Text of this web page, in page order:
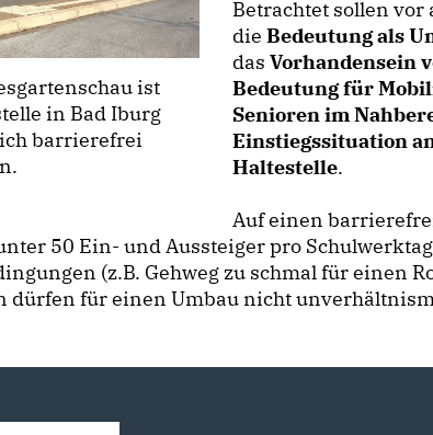
ist
in Bad Iburg
barrierefrei
Betrachtet sollen
dieBedeutung als
dasVorhandensein
Bedeutung für
Senioren im
Einstiegssituation
Haltestelle.
Auf einen
50 Ein- und Aussteiger pro
(z.B. Gehweg zu schmal für einen
dürfen für einen Umbau nicht